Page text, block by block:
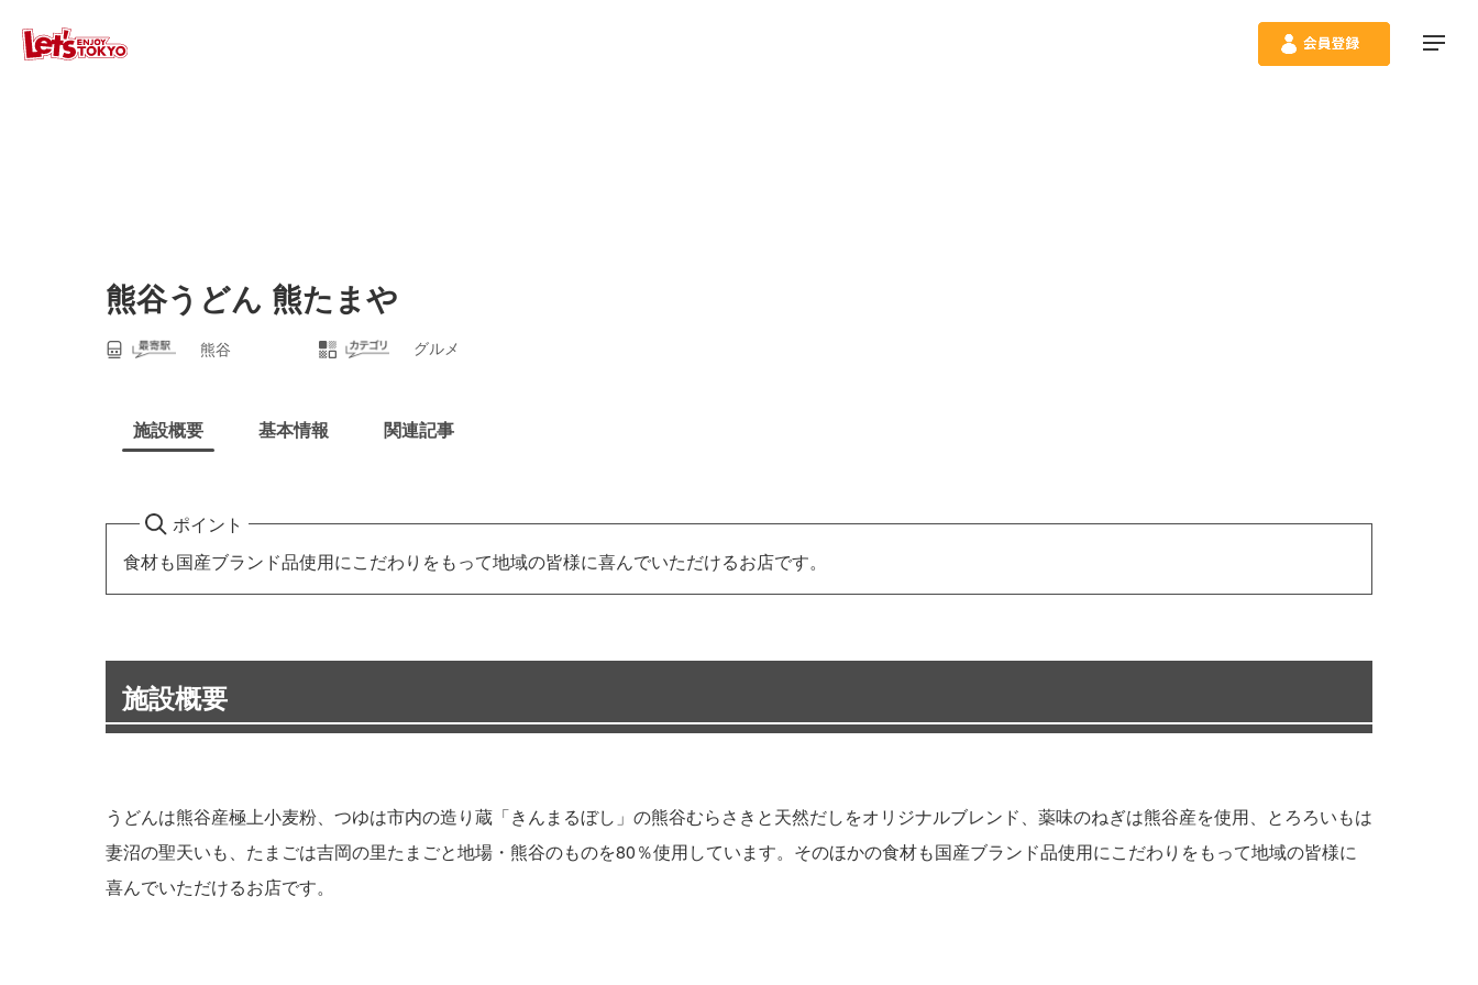
熊谷うどん 熊たまや
熊谷 グルメ
施設概要 基本情報 関連記事
ポイント
食材も国産ブランド品使用にこだわりをもって地域の皆様に喜んでいただけるお店です。
施設概要
うどんは熊谷産極上小麦粉、つゆは市内の造り蔵「きんまるぼし」の熊谷むらさきと天然だしをオリジナルブレンド、薬味のねぎは熊谷産を使用、とろろいもは
妻沼の聖天いも、たまごは吉岡の里たまごと地場・熊谷のものを80％使用しています。そのほかの食材も国産ブランド品使用にこだわりをもって地域の皆様に
喜んでいただけるお店です。